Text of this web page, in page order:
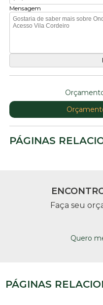
Mensagem
PÁGINAS
Faça seu
Quero
PÁGINAS